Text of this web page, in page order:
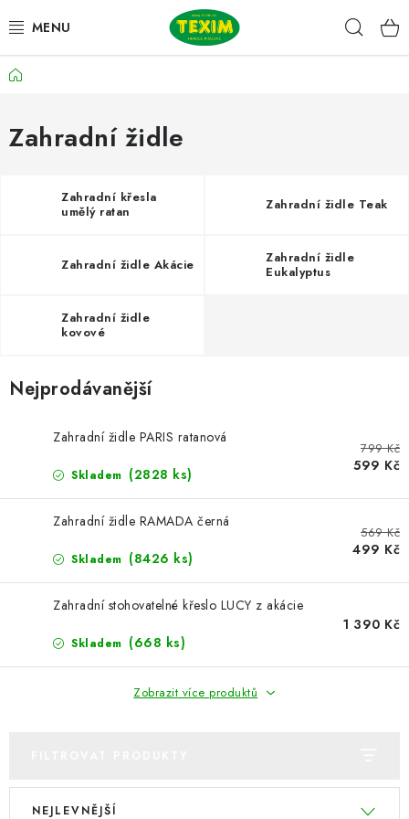
na
ZAHRADNÍ SESTAVY
ŽIDLE
LEHÁTKA
POLSTRY
NOVINKY
Kontakty Moje objednávka
Doprava nábytku k Vám
Obchodní podmínky
Podmínky ochrany osobních údajů
Reklamace
Formulář odstoupení od smlouvy
Nákup na splátky ESSOX
Domů
Zahradní židle
Zahradní křesla
umělý ratan
Zahradní židle Teak
Zahradní židle Akácie
Zahradní židle
Eukalyptus
Zahradní židle
kovové
Nejprodávanější
Zahradní židle PARIS ratanová
Skladem (2828 ks)
799 Kč
599 Kč
Zahradní židle RAMADA černá
Skladem (8426 ks)
569 Kč
499 Kč
Zahradní stohovatelné křeslo LUCY z akácie
Skladem (668 ks)
1 390 Kč
Zobrazit více produktů
V
Ř
NEJLEVNĚJŠÍ